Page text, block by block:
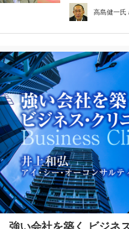
高島健一氏
強い会社を築く ビジネ